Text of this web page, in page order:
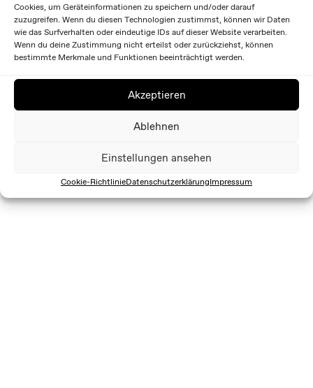
Cookies, um Geräteinformationen zu speichern und/oder darauf
zuzugreifen. Wenn du diesen Technologien zustimmst, können wir Daten
wie das Surfverhalten oder eindeutige IDs auf dieser Website verarbeiten.
Wenn du deine Zustimmung nicht erteilst oder zurückziehst, können
bestimmte Merkmale und Funktionen beeinträchtigt werden.
Akzeptieren
Ablehnen
Einstellungen ansehen
Cookie-RichtlinieDatenschutzerklärungImpressum